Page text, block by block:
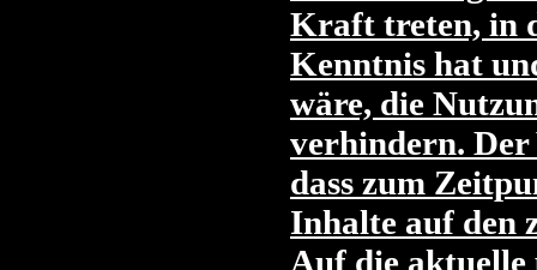
Kraft treten, in
Kenntnis hat
wäre, die
verhindern.
dass zum
Inhalte auf den
Auf die